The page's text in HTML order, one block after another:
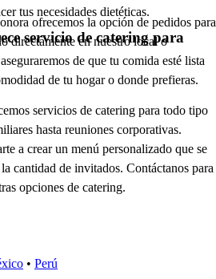
tus necesidades dietéticas.
ofrecemos la opción de pedidos para
directamente en nuestro local o
de que tu comida esté lista
de tu hogar o donde prefieras.
servicio de catering para
servicios de catering para todo tipo
hasta reuniones corporativas.
a crear un menú personalizado que se
cantidad de invitados. Contáctanos para
opciones de catering.
• Perú